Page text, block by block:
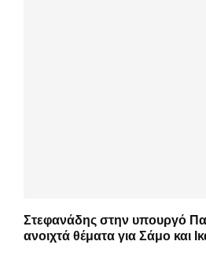
Στεφανάδης στην υπουργό
ανοιχτά θέματα για Σάμο και